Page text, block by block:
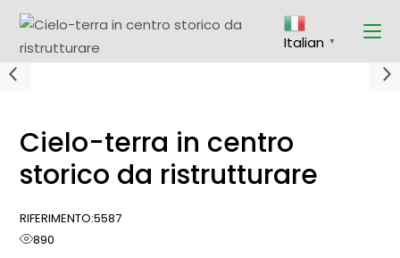
Italian ▼
Cielo-terra in centro
storico da ristrutturare
RIFERIMENTO:5587
890